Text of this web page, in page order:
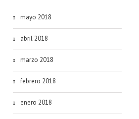
mayo 2018
abril 2018
marzo 2018
febrero 2018
enero 2018